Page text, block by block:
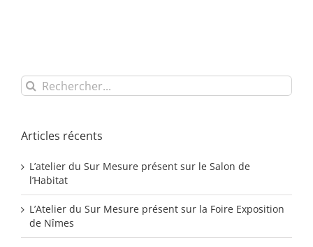
Rechercher:
Articles récents
L’atelier du Sur Mesure présent sur le Salon de
l’Habitat
L’Atelier du Sur Mesure présent sur la Foire Exposition
de Nîmes